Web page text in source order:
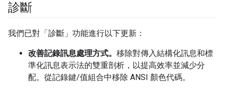
診斷
我們已對「診斷」功能進行以下更新：
改善記錄訊息處理方式。 移除對傳入結構化訊息和標
準化訊息表示法的雙重剖析，以提高效率並減少分
配。從記錄鍵/值組合中移除 ANSI 顏色代碼。